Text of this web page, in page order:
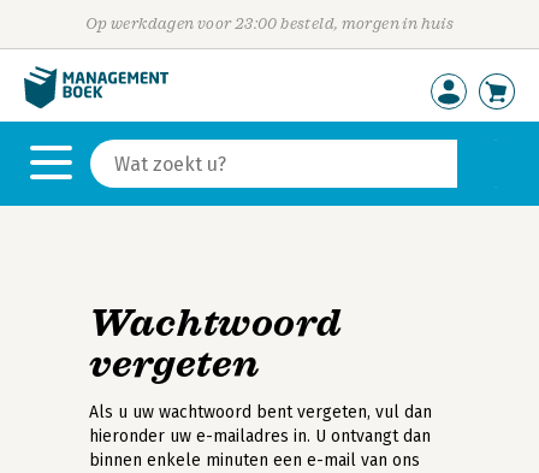
Op werkdagen voor 23:00 besteld, morgen in huis
Wachtwoord
vergeten
Als u uw wachtwoord bent vergeten, vul dan
hieronder uw e-mailadres in. U ontvangt dan
binnen enkele minuten een e-mail van ons